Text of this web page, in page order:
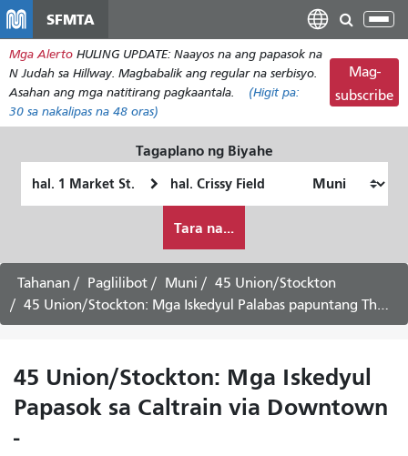
pangunahing
nilalaman
SFMTA
I-
ang
Mga Alerto HULING UPDATE: Naayos na ang papasok na
N Judah sa Hillway. Magbabalik ang regular na serbisyo.
Asahan ang mga natitirang pagkaantala.
(Higit pa:
30 sa nakalipas na 48 oras)
Mag-
subscribe
Tagaplano ng Biyahe
ko
gustong
maglakbay
Tara na...
Tahanan Paglilibot Muni
45 Union/Stockton
45 Union/Stockton: Mga Iskedyul Palabas papuntang The Marina via Downtown -
45 Union/Stockton: Mga Iskedyul
Papasok sa Caltrain via Downtown
-